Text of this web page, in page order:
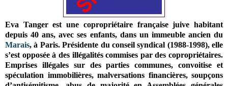
Eva Tanger est une copropriétaire française juive habitant
depuis 40 ans, avec ses enfants, dans un immeuble ancien du
Marais, à Paris. Présidente du conseil syndical (1988-1998), elle
s’est opposée à des illégalités commises par des copropriétaires.
Emprises illégales sur des parties communes, convoitise et
spéculation immobilières, malversations financières, soupçons